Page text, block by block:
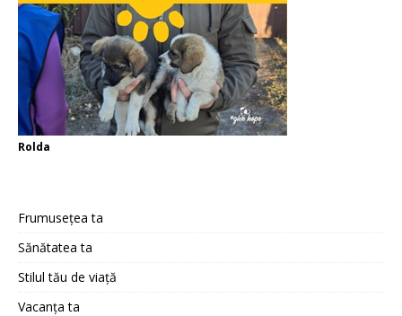
Rolda
Frumusețea ta
Sănătatea ta
Stilul tău de viață
Vacanța ta